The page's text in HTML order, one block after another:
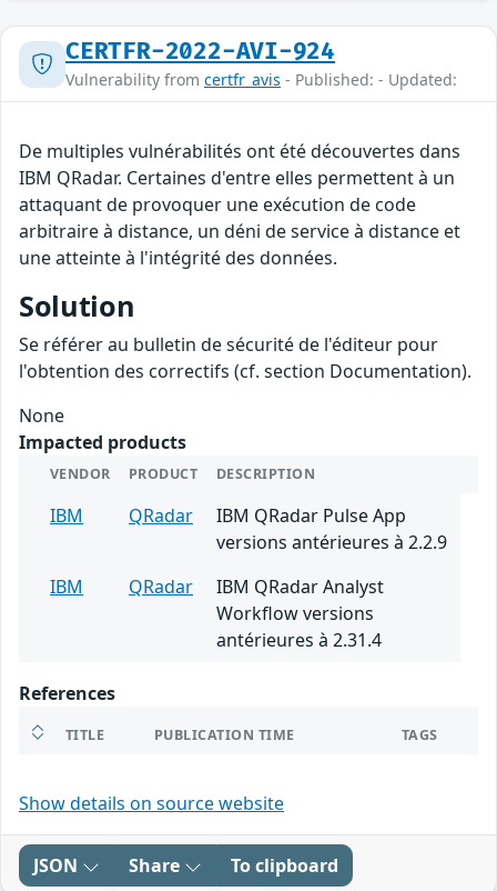
CERTFR-2022-AVI-924
Vulnerability from certfr_avis - Published: - Updated:
De multiples vulnérabilités ont été découvertes dans
IBM QRadar. Certaines d'entre elles permettent à un
attaquant de provoquer une exécution de code
arbitraire à distance, un déni de service à distance et
une atteinte à l'intégrité des données.
Solution
Se référer au bulletin de sécurité de l'éditeur pour
l'obtention des correctifs (cf. section Documentation).
None
Impacted products
VENDOR PRODUCT DESCRIPTION
IBM QRadar
IBM QRadar Pulse App
versions antérieures à 2.2.9
IBM
QRadar
IBM QRadar Analyst
Workflow versions
antérieures à 2.31.4
References
TITLE PUBLICATION TIME TAGS
Show details on source website
JSON Share To clipboard